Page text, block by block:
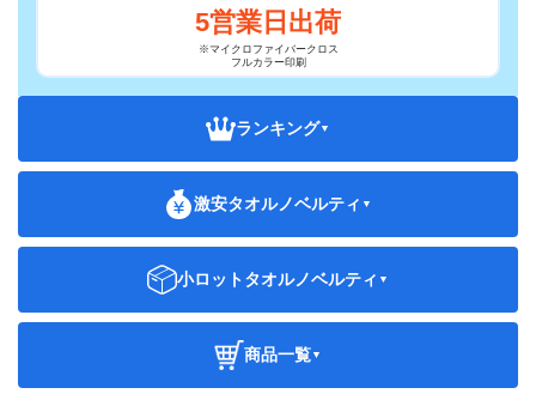
5営業日出荷
※マイクロファイバークロス
フルカラー印刷
ランキング
激安タオルノベルティ
小ロットタオルノベルティ
商品一覧